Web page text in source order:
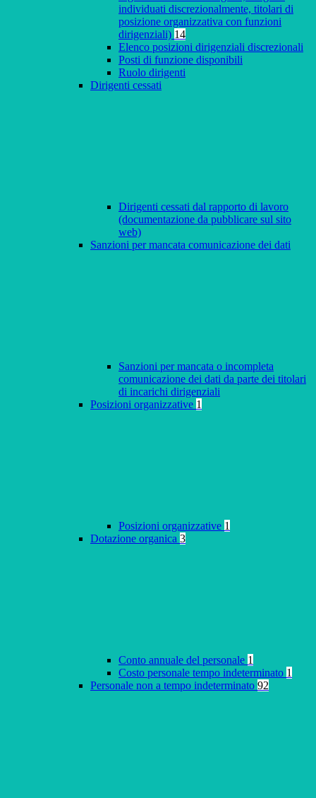
individuati discrezionalmente, titolari di
posizione organizzativa con funzioni
dirigenziali) 14
Elenco posizioni dirigenziali discrezionali
Posti di funzione disponibili
Ruolo dirigenti
Dirigenti cessati
Dirigenti cessati dal rapporto di lavoro
(documentazione da pubblicare sul sito
web)
Sanzioni per mancata comunicazione dei dati
Sanzioni per mancata o incompleta
comunicazione dei dati da parte dei titolari
di incarichi dirigenziali
Posizioni organizzative 1
Posizioni organizzative 1
Dotazione organica 3
Conto annuale del personale 1
Costo personale tempo indeterminato 1
Personale non a tempo indeterminato 92